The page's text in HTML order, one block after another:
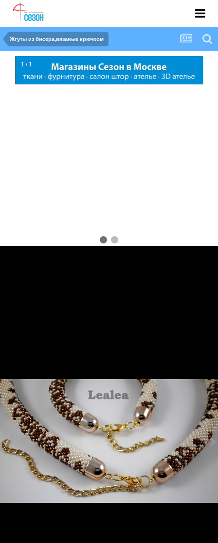
Жгуты из бисера,вязаные крючком
1 / 1